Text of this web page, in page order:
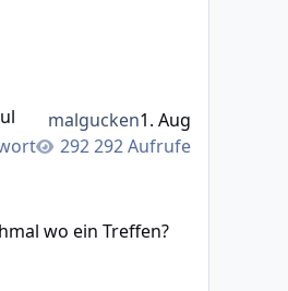
292 Aufrufe
malgucken1. Aug
wo ein Treffen?